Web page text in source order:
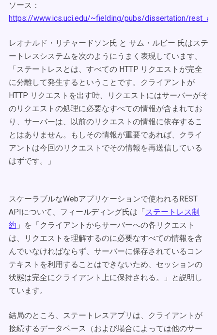
ソース：
https://www.ics.uci.edu/~fielding/pubs/dissertation/
レオナルド・リチャードソン氏 と サム・ルビー 氏はステ
ートレスシステムを次のようにうまく表現しています。
「ステートレスとは、すべての HTTP リクエストが完全
に分離して発生するということです。クライアントが
HTTP リクエストを出す時、リクエストにはサーバーがそ
のリクエストの処理に必要なすべての情報が含まれてお
り、サーバーは、以前のリクエストの情報に依存するこ
とはありません。もしその情報が重要であれば、クライ
アントは今回のリクエストでその情報を再送信している
はずです。」
スケーラブルなWebアプリケーションで使われるREST
APIについて、フィールディング氏は「ステートレス制
約 」を「クライアントからサーバーへの各リクエスト
は、リクエストを理解するのに必要なすべての情報を含
んでいなければならず、サーバーに保存されているコン
テキストを利用することはできないため、セッションの
状態は完全にクライアント上に保持される。」と説明し
ています。
結局のところ、ステートレスアプリは、クライアントが
接続するデータベース（および場合によっては他のサー